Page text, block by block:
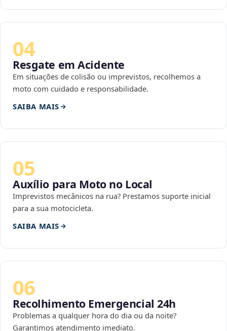
04
Resgate em Acidente
Em situações de colisão ou imprevistos, recolhemos a
moto com cuidado e responsabilidade.
SAIBA MAIS
05
Auxílio para Moto no Local
Imprevistos mecânicos na rua? Prestamos suporte inicial
para a sua motocicleta.
SAIBA MAIS
06
Recolhimento Emergencial 24h
Problemas a qualquer hora do dia ou da noite?
Garantimos atendimento imediato.